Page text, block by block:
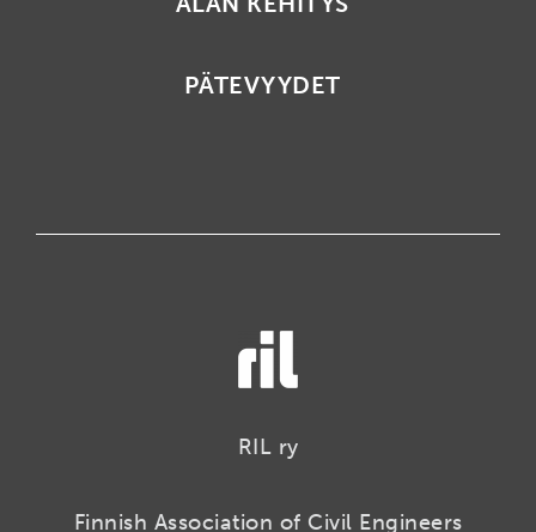
PÄTEVYYDET
RIL ry
Finnish Association of Civil Engineers